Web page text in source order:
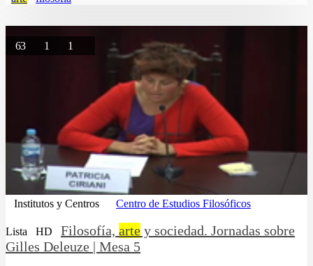
63 1 1
Institutos y Centros Centro de Estudios Filosóficos
Lista HD Filosofía, arte y sociedad. Jornadas sobre
Gilles Deleuze | Mesa 5